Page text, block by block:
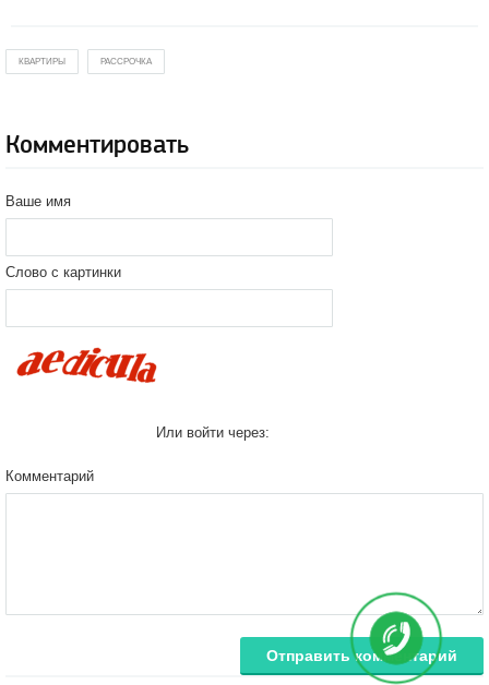
КВАРТИРЫ РАССРОЧКА
Комментировать
Ваше имя
Слово с картинки
Или войти через:
Комментарий
Отправить комментарий